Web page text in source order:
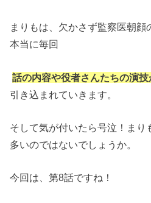
まりもは、欠かさず監察医朝
本当に毎回
話の内容や役者さんたちの演
引き込まれていきます。
そして気が付いたら号泣！まり
多いのではないでしょうか。
今回は、第8話ですね！